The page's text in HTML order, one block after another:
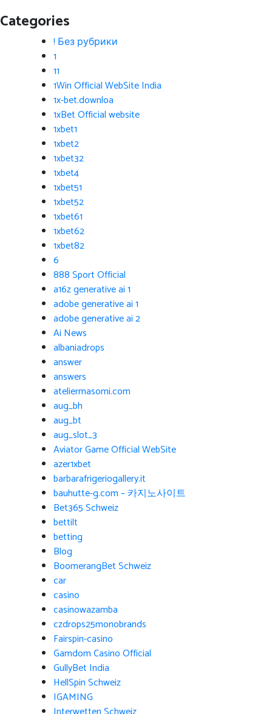
Categories
! Без рубрики
1
11
1Win Official WebSite India
1x-bet.downloa
1xBet Official website
1xbet1
1xbet2
1xbet32
1xbet4
1xbet51
1xbet52
1xbet61
1xbet62
1xbet82
6
888 Sport Official
a16z generative ai 1
adobe generative ai 1
adobe generative ai 2
Ai News
albaniadrops
answer
answers
ateliermasomi.com
aug_bh
aug_bt
aug_slot_3
Aviator Game Official WebSite
azer1xbet
barbarafrigeriogallery.it
bauhutte-g.com – 카지노사이트
Bet365 Schweiz
bettilt
betting
Blog
BoomerangBet Schweiz
car
casino
casinowazamba
czdrops25monobrands
Fairspin-casino
Gamdom Casino Official
GullyBet India
HellSpin Schweiz
IGAMING